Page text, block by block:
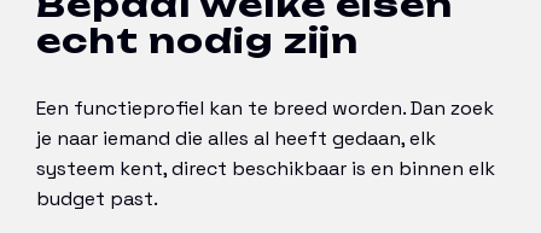
echt nodig zijn
Een functieprofiel kan te breed worden. Dan zoek
je naar iemand die alles al heeft gedaan, elk
systeem kent, direct beschikbaar is en binnen elk
budget past.